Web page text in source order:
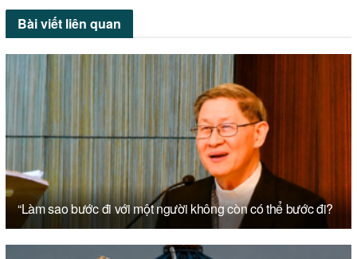
Bài viết liên quan
“Làm sao bước đi với một người không còn có thể bước đi?